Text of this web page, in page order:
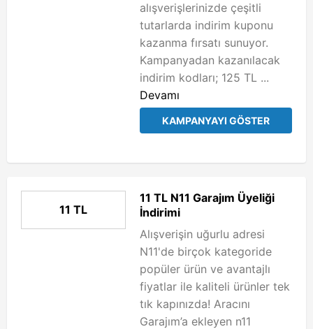
alışverişlerinizde çeşitli
tutarlarda indirim kuponu
kazanma fırsatı sunuyor.
Kampanyadan kazanılacak
indirim kodları; 125 TL ...
Devamı
KAMPANYAYI GÖSTER
11 TL
11 TL N11 Garajım Üyeliği
İndirimi
Alışverişin uğurlu adresi
N11'de birçok kategoride
popüler ürün ve avantajlı
fiyatlar ile kaliteli ürünler tek
tık kapınızda! Aracını
Garajım’a ekleyen n11